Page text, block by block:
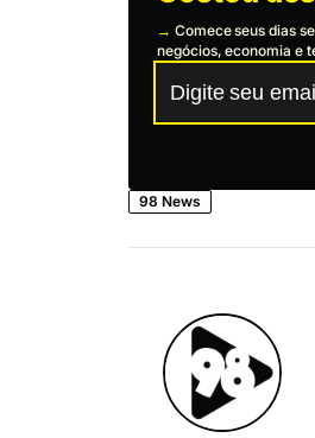
→ Comece seus dias
negócios, economia e
98 News